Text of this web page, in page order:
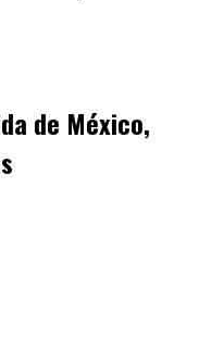
de México,